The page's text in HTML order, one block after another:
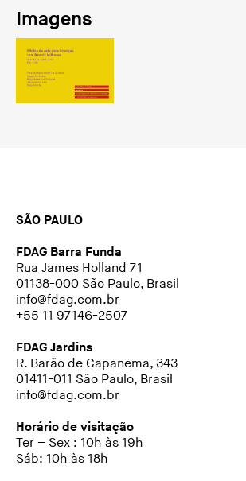
Imagens
SÃO PAULO
FDAG Barra Funda
Rua James Holland 71
01138-000 São Paulo, Brasil
info@fdag.com.br
+55 11 97146-2507
FDAG Jardins
R. Barão de Capanema, 343
01411-011 São Paulo, Brasil
info@fdag.com.br
Horário de visitação
Ter – Sex : 10h às 19h
Sáb: 10h às 18h